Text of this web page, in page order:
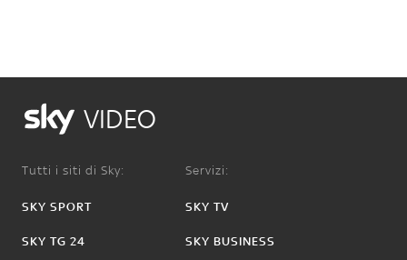
VIDEO
Tutti i siti di Sky:
SKY SPORT
SKY TG 24
Servizi:
SKY TV
SKY BUSINESS